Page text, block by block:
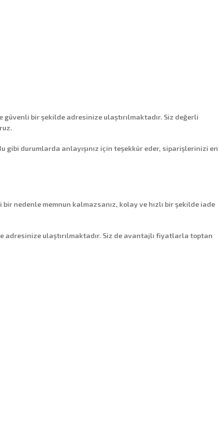
güvenli bir şekilde adresinize ulaştırılmaktadır. Siz değerli
durumlarda anlayışınız için teşekkür eder, siparişlerinizi en
nedenle memnun kalmazsanız, kolay ve hızlı bir şekilde iade
adresinize ulaştırılmaktadır. Siz de avantajlı fiyatlarla toptan